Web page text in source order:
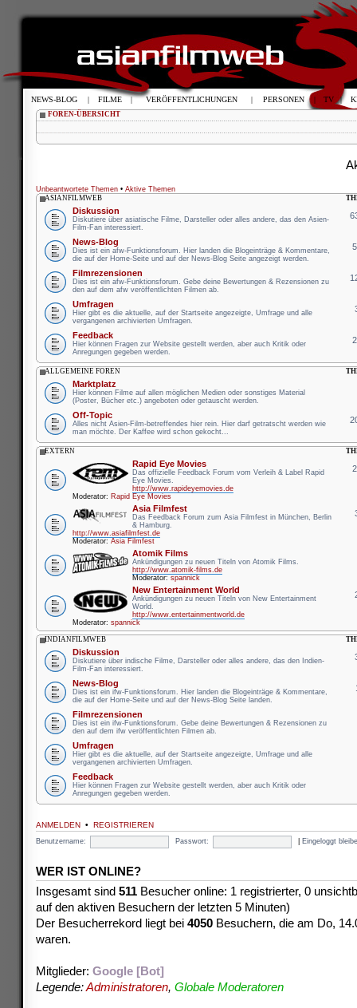
FOREN-ÜBERSICHT
Unbeantwortete Themen • Aktive Themen
ASIANFILMWEB
Diskussion
Diskutiere über asiatische Filme, Darsteller oder alles andere, das den Asien-
Film-Fan interessiert.
News-Blog
Dies ist ein afw-Funktionsforum. Hier landen die Blogeinträge & Kommentare,
die auf der Home-Seite und auf der News-Blog Seite angezeigt werden.
Filmrezensionen
Dies ist ein afw-Funktionsforum. Gebe deine Bewertungen & Rezensionen zu
den auf dem afw veröffentlichten Filmen ab.
Umfragen
Hier gibt es die aktuelle, auf der Startseite angezeigte, Umfrage und alle
vergangenen archivierten Umfragen.
Feedback
Hier können Fragen zur Website gestellt werden, aber auch Kritik oder
Anregungen gegeben werden.
ALLGEMEINE FOREN
Marktplatz
Hier können Filme auf allen möglichen Medien oder sonstiges Material
(Poster, Bücher etc.) angeboten oder getauscht werden.
Off-Topic
Alles nicht Asien-Film-betreffendes hier rein. Hier darf getratscht werden wie
man möchte. Der Kaffee wird schon gekocht...
EXTERN
Rapid Eye Movies
Das offizielle Feedback Forum vom Verleih & Label Rapid
Eye Movies.
http://www.rapideyemovies.de
Moderator: Rapid Eye Movies
Asia Filmfest
Das Feedback Forum zum Asia Filmfest in München, Berlin
& Hamburg.
http://www.asiafilmfest.de
Moderator: Asia Filmfest
Atomik Films
Ankündigungen zu neuen Titeln von Atomik Films.
http://www.atomik-films.de
Moderator: spannick
New Entertainment World
Ankündigungen zu neuen Titeln von New Entertainment
World.
http://www.entertainmentworld.de
Moderator: spannick
INDIANFILMWEB
Diskussion
Diskutiere über indische Filme, Darsteller oder alles andere, das den Indien-
Film-Fan interessiert.
News-Blog
Dies ist ein ifw-Funktionsforum. Hier landen die Blogeinträge & Kommentare,
die auf der Home-Seite und auf der News-Blog Seite landen.
Filmrezensionen
Dies ist ein ifw-Funktionsforum. Gebe deine Bewertungen & Rezensionen zu
den auf dem ifw veröffentlichten Filmen ab.
Umfragen
Hier gibt es die aktuelle, auf der Startseite angezeigte, Umfrage und alle
vergangenen archivierten Umfragen.
Feedback
Hier können Fragen zur Website gestellt werden, aber auch Kritik oder
Anregungen gegeben werden.
ANMELDEN • REGISTRIEREN
Benutzername: Passwort: Eingeloggt
WER IST ONLINE?
Insgesamt sind 511 Besucher online: 1 registrierter, 0
auf den aktiven Besuchern der letzten 5 Minuten)
Der Besucherrekord liegt bei 4050 Besuchern, die am Do,
waren.
Mitglieder: Google [Bot]
Legende:Administratoren, Globale Moderatoren
NEWS-BLOG | FILME | VERÖFFENTLICHUNGEN | PERSONEN | TV |